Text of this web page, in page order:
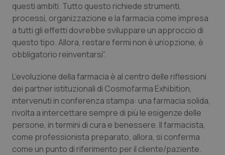
Quotidiano Pediatria
Rene & patologie urogenitali
Sangue & coagulazione
Tiroide
Tumore al seno
questi ambiti. Tutto questo richiede strumenti,
processi, organizzazione e la farmacia come impresa
a tutti gli effetti dovrebbe sviluppare un approccio di
questo tipo. Allora, restare fermi non è un’opzione, è
obbligatorio reinventarsi”.
L’evoluzione della farmacia è al centro delle riflessioni
dei partner istituzionali di Cosmofarma Exhibition,
intervenuti in conferenza stampa: una farmacia solida,
rivolta a intercettare sempre di più le esigenze delle
persone, in termini di cura e benessere. Il farmacista,
come professionista preparato, allora, si conferma
come un punto di riferimento per il cliente/paziente.